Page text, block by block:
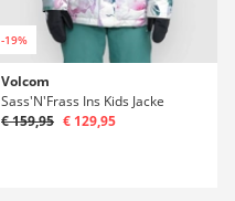
-19%
Volcom
Sass'N'Frass Ins Kids Jacke
€ 159,95 € 129,95